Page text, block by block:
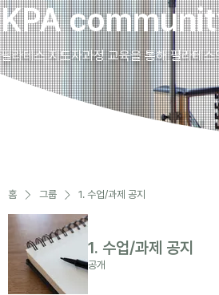
KPA
필라테스 지도자과정 교육을 통해 필라테
홈 그룹 1. 수업/과제 공지
1. 수업/과제 공지
공개